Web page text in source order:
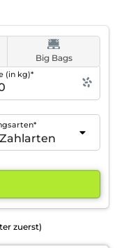
Big Bags
(in kg)*
zuerst)